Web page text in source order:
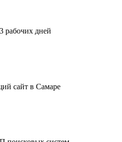
рабочих дней
сайт в Самаре